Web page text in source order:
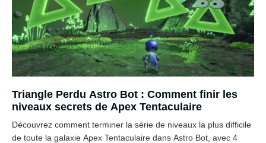
Triangle Perdu Astro Bot : Comment finir les
niveaux secrets de Apex Tentaculaire
Découvrez comment terminer la série de niveaux la plus difficile
de toute la galaxie Apex Tentaculaire dans Astro Bot, avec 4